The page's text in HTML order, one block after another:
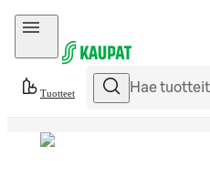
Hyppää sisältöön
Tuotteet